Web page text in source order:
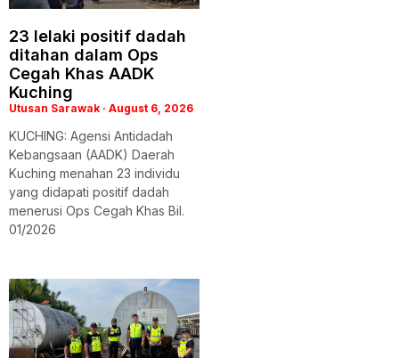
23 lelaki positif dadah
ditahan dalam Ops
Cegah Khas AADK
Kuching
Utusan Sarawak August 6, 2026
KUCHING: Agensi Antidadah
Kebangsaan (AADK) Daerah
Kuching menahan 23 individu
yang didapati positif dadah
menerusi Ops Cegah Khas Bil.
01/2026